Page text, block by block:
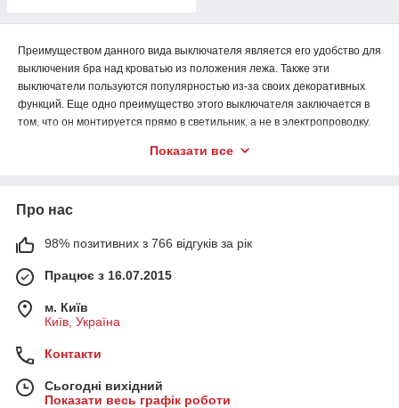
Преимуществом данного вида выключателя является его удобство для
выключения бра над кроватью из положения лежа. Также эти
выключатели пользуются популярностью из-за своих декоративных
функций. Еще одно преимущество этого выключателя заключается в
том, что он монтируется прямо в светильник, а не в электропроводку.
подключить бра, настенный выключатель, выключатель на проводе,
Показати все
Про нас
98% позитивних з 766 відгуків за рік
Працює з 16.07.2015
м. Київ
Київ, Україна
Контакти
Сьогодні вихідний
Показати весь графік роботи